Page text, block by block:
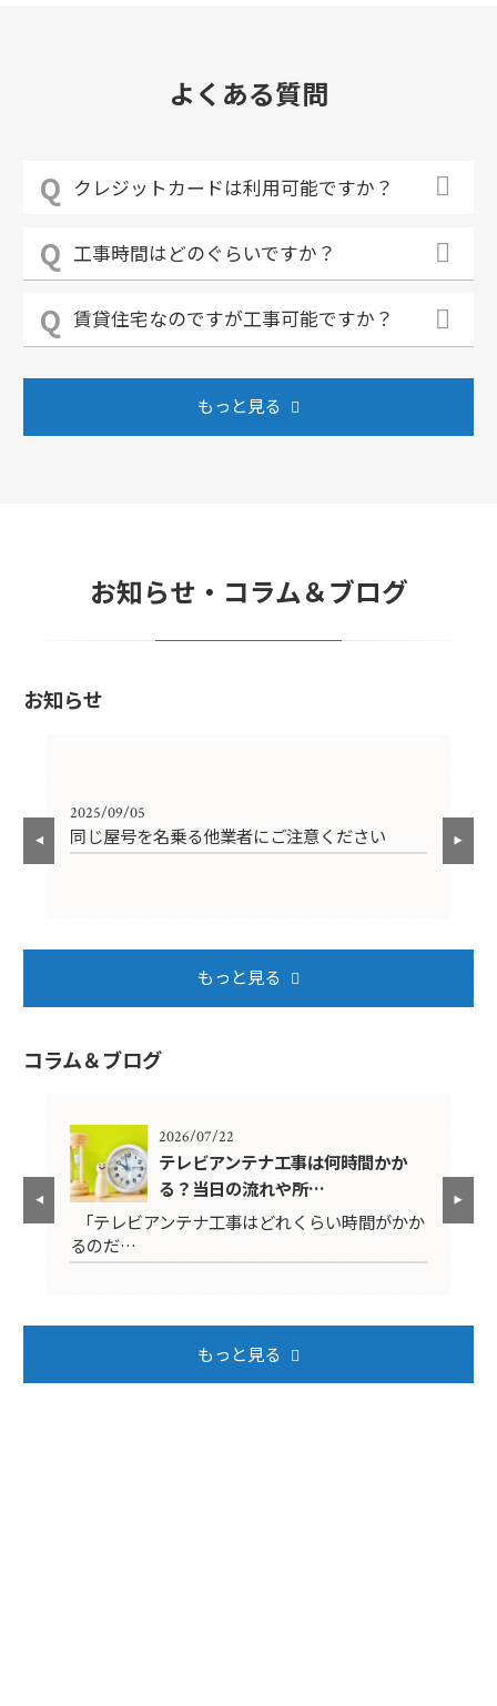
よくある質問
クレジットカードは利用可能ですか？
工事時間はどのぐらいですか？
賃貸住宅なのですが工事可能ですか？
もっと見る
お知らせ・コラム＆ブログ
お知らせ
2025/09/05
同じ屋号を名乗る他業者にご注意ください
もっと見る
コラム＆ブログ
2026/07/22
テレビアンテナ工事は何時間かか
る？当日の流れや所…
「テレビアンテナ工事はどれくらい時間がかか
るのだ…
もっと見る